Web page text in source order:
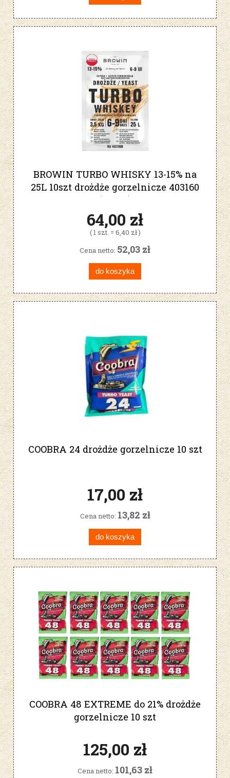
BROWIN TURBO WHISKY 13-15% na
25L 10szt drożdże gorzelnicze 403160
(10SZT)
64,00 zł
( 1 szt. = 6,40 zł )
Cena netto: 52,03 zł
do koszyka
COOBRA 24 drożdże gorzelnicze 10 szt
17,00 zł
Cena netto: 13,82 zł
do koszyka
COOBRA 48 EXTREME do 21% drożdże
gorzelnicze 10 szt
125,00 zł
Cena netto: 101,63 zł